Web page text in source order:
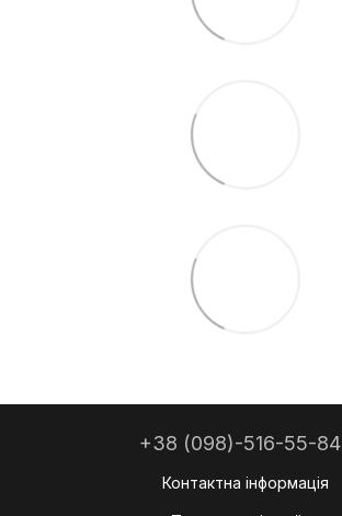
+38 (098)-516-55-84
Контактна інформація